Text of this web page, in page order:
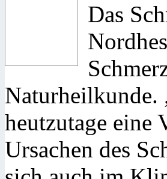
Das
Naturheilkunde.
heutzutage eine
Ursachen des